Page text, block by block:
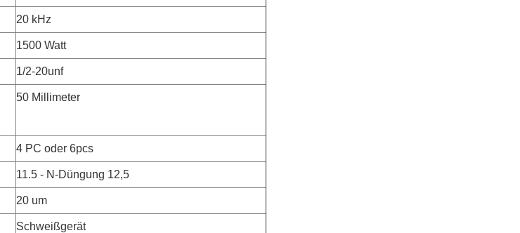
20 kHz
1500 Watt
1/2-20unf
50 Millimeter
4 PC oder 6pcs
11.5 - N-Düngung 12,5
20 um
Schweißgerät